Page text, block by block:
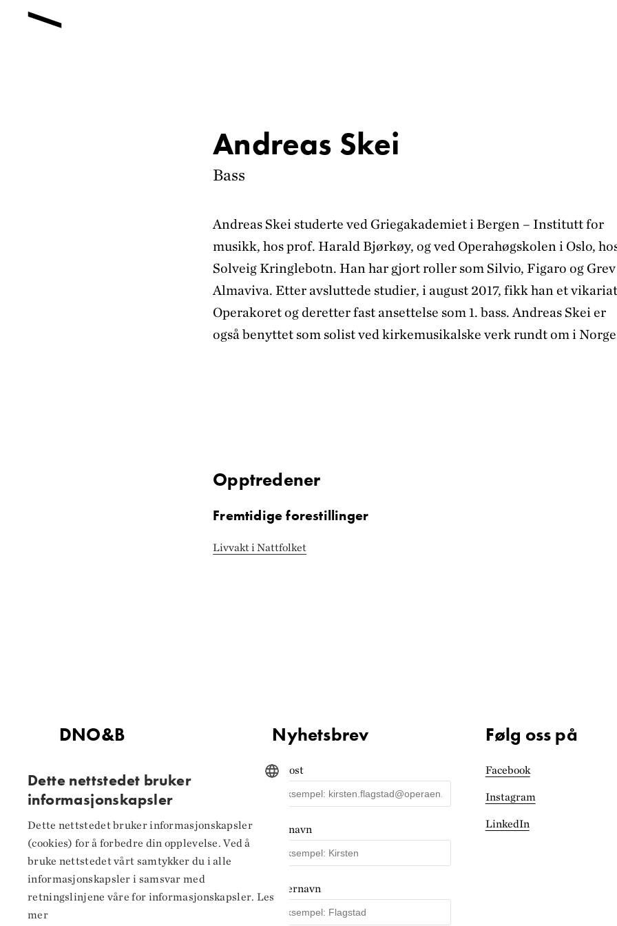
Andreas Skei
Bass
Andreas Skei studerte ved Griegakademiet i Bergen – Institutt for
musikk, hos prof. Harald Bjørkøy, og ved Operahøgskolen i Oslo,
Solveig Kringlebotn. Han har gjort roller som Silvio, Figaro og Grev
Almaviva. Etter avsluttede studier, i august 2017, fikk han et
Operakoret og deretter fast ansettelse som 1. bass. Andreas Skei er
også benyttet som solist ved kirkemusikalske verk rundt om i
Opptredener
Fremtidige forestillinger
Livvakt i Nattfolket
DNO&B
Tilgjengelighets­erklæring
Personvern og
informasjonskapsler
Innstillinger for
informasjonskapsler
Nyhetsbrev
E-post
Fornavn
Etternavn
Følg oss på
Facebook
Instagram
LinkedIn
ENGLISH
Dette nettstedet bruker
informasjonskapsler
Dette nettstedet bruker informasjonskapsler
(cookies) for å forbedre din opplevelse. Ved å
bruke nettstedet vårt samtykker du i alle
informasjonskapsler i samsvar med
retningslinjene våre for informasjonskapsler. Les
mer